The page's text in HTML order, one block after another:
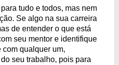
tudo e todos, mas nem
Se algo na sua carreira
de entender o que está
seu mentor e identifique
com qualquer um,
seu trabalho, pois para